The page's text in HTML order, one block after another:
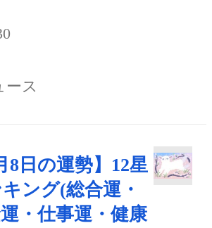
ース
8日の運勢】12星
ング(総合運・
・仕事運・健康